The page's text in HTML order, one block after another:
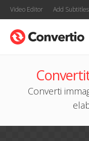
Video Editor Add
Converti